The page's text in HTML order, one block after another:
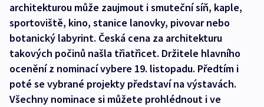
architekturou může zaujmout i smuteční síň, kaple,
sportoviště, kino, stanice lanovky, pivovar nebo
botanický labyrint. Česká cena za architekturu
takových počinů našla třiatřicet. Držitele hlavního
ocenění z nominací vybere 19. listopadu. Předtím i
poté se vybrané projekty představí na výstavách.
Všechny nominace si můžete prohlédnout i ve